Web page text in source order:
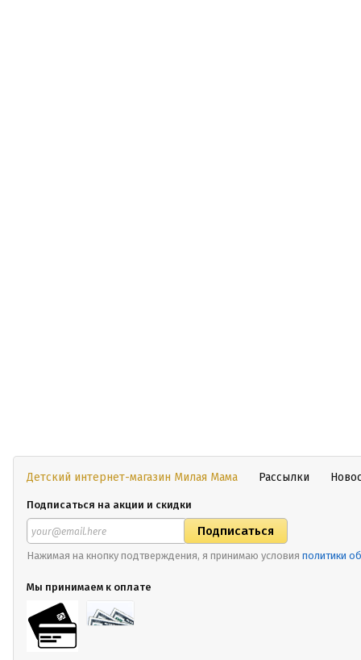
Детский интернет-магазин Милая Мама Рассылки
Подписаться на акции и скидки
Нажимая на кнопку подтверждения, я принимаю условия политики
Мы принимаем к оплате